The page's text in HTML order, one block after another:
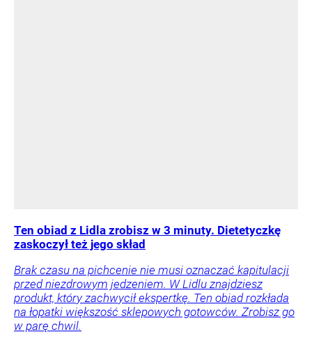
Ten obiad z Lidla zrobisz w 3 minuty. Dietetyczkę
zaskoczył też jego skład
Brak czasu na pichcenie nie musi oznaczać kapitulacji
przed niezdrowym jedzeniem. W Lidlu znajdziesz
produkt, który zachwycił ekspertkę. Ten obiad rozkłada
na łopatki większość sklepowych gotowców. Zrobisz go
w parę chwil.